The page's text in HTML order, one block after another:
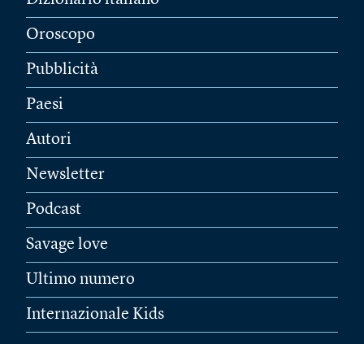
Oroscopo
Pubblicità
Paesi
Autori
Newsletter
Podcast
Savage love
Ultimo numero
Internazionale Kids